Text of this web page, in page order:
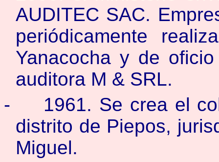
AUDITEC SAC.
periódicamente
Yanacocha y de
auditora M & SRL.
-
1961. Se crea el
distrito de Piepos,
Miguel.